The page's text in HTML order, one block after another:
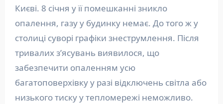
Києві. 8 січня у її помешканні зникло
опалення, газу у будинку немає. До того ж у
столиці суворі графіки знеструмлення. Після
тривалих з’ясувань виявилося, що
забезпечити опаленням усю
багатоповерхівку у разі відключень світла або
низького тиску у тепломережі неможливо.